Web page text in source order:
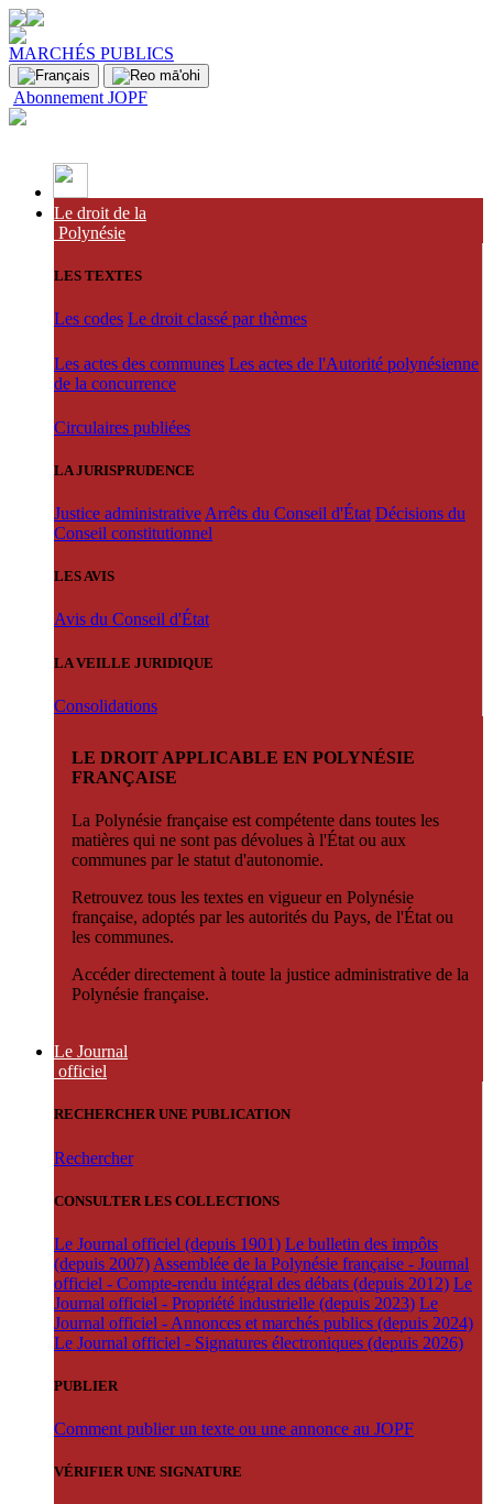
MARCHÉS PUBLICS
Abonnement JOPF
Le droit de la
Polynésie
LES TEXTES
Les codes Le droit classé par thèmes
Les actes des communes Les actes de l'Autorité polynésienne
de la concurrence
Circulaires publiées
LA JURISPRUDENCE
Justice administrative Arrêts du Conseil d'État Décisions du
Conseil constitutionnel
LES AVIS
Avis du Conseil d'État
LA VEILLE JURIDIQUE
Consolidations
LE DROIT APPLICABLE EN POLYNÉSIE
FRANÇAISE
La Polynésie française est compétente dans toutes les
matières qui ne sont pas dévolues à l'État ou aux
communes par le statut d'autonomie.
Retrouvez tous les textes en vigueur en Polynésie
française, adoptés par les autorités du Pays, de l'État ou
les communes.
Accéder directement à toute la justice administrative de la
Polynésie française.
Le Journal
officiel
RECHERCHER UNE PUBLICATION
Rechercher
CONSULTER LES COLLECTIONS
Le Journal officiel (depuis 1901) Le bulletin des impôts
(depuis 2007) Assemblée de la Polynésie française - Journal
officiel - Compte-rendu intégral des débats (depuis 2012) Le
Journal officiel - Propriété industrielle (depuis 2023) Le
Journal officiel - Annonces et marchés publics (depuis 2024)
Le Journal officiel - Signatures électroniques (depuis 2026)
PUBLIER
Comment publier un texte ou une annonce au JOPF
VÉRIFIER UNE SIGNATURE